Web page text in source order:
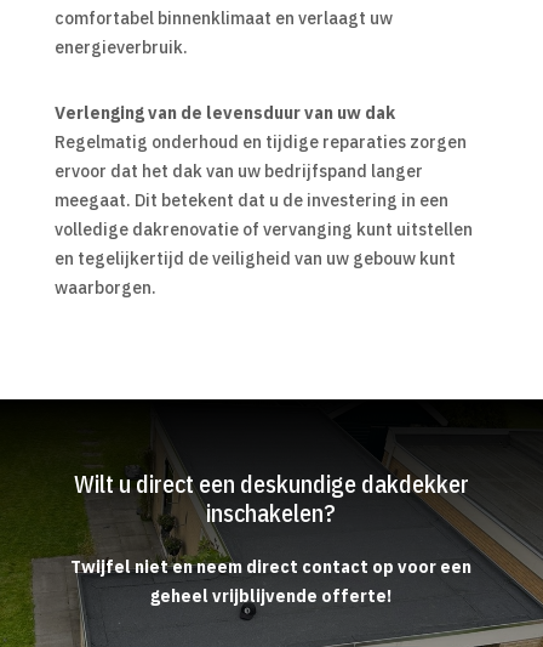
comfortabel binnenklimaat en verlaagt uw
energieverbruik.
Verlenging van de levensduur van uw dak
Regelmatig onderhoud en tijdige reparaties zorgen
ervoor dat het dak van uw bedrijfspand langer
meegaat. Dit betekent dat u de investering in een
volledige dakrenovatie of vervanging kunt uitstellen
en tegelijkertijd de veiligheid van uw gebouw kunt
waarborgen.
Wilt u direct een deskundige dakdekker
inschakelen?
Twijfel niet en neem direct contact op voor een
geheel vrijblijvende offerte!